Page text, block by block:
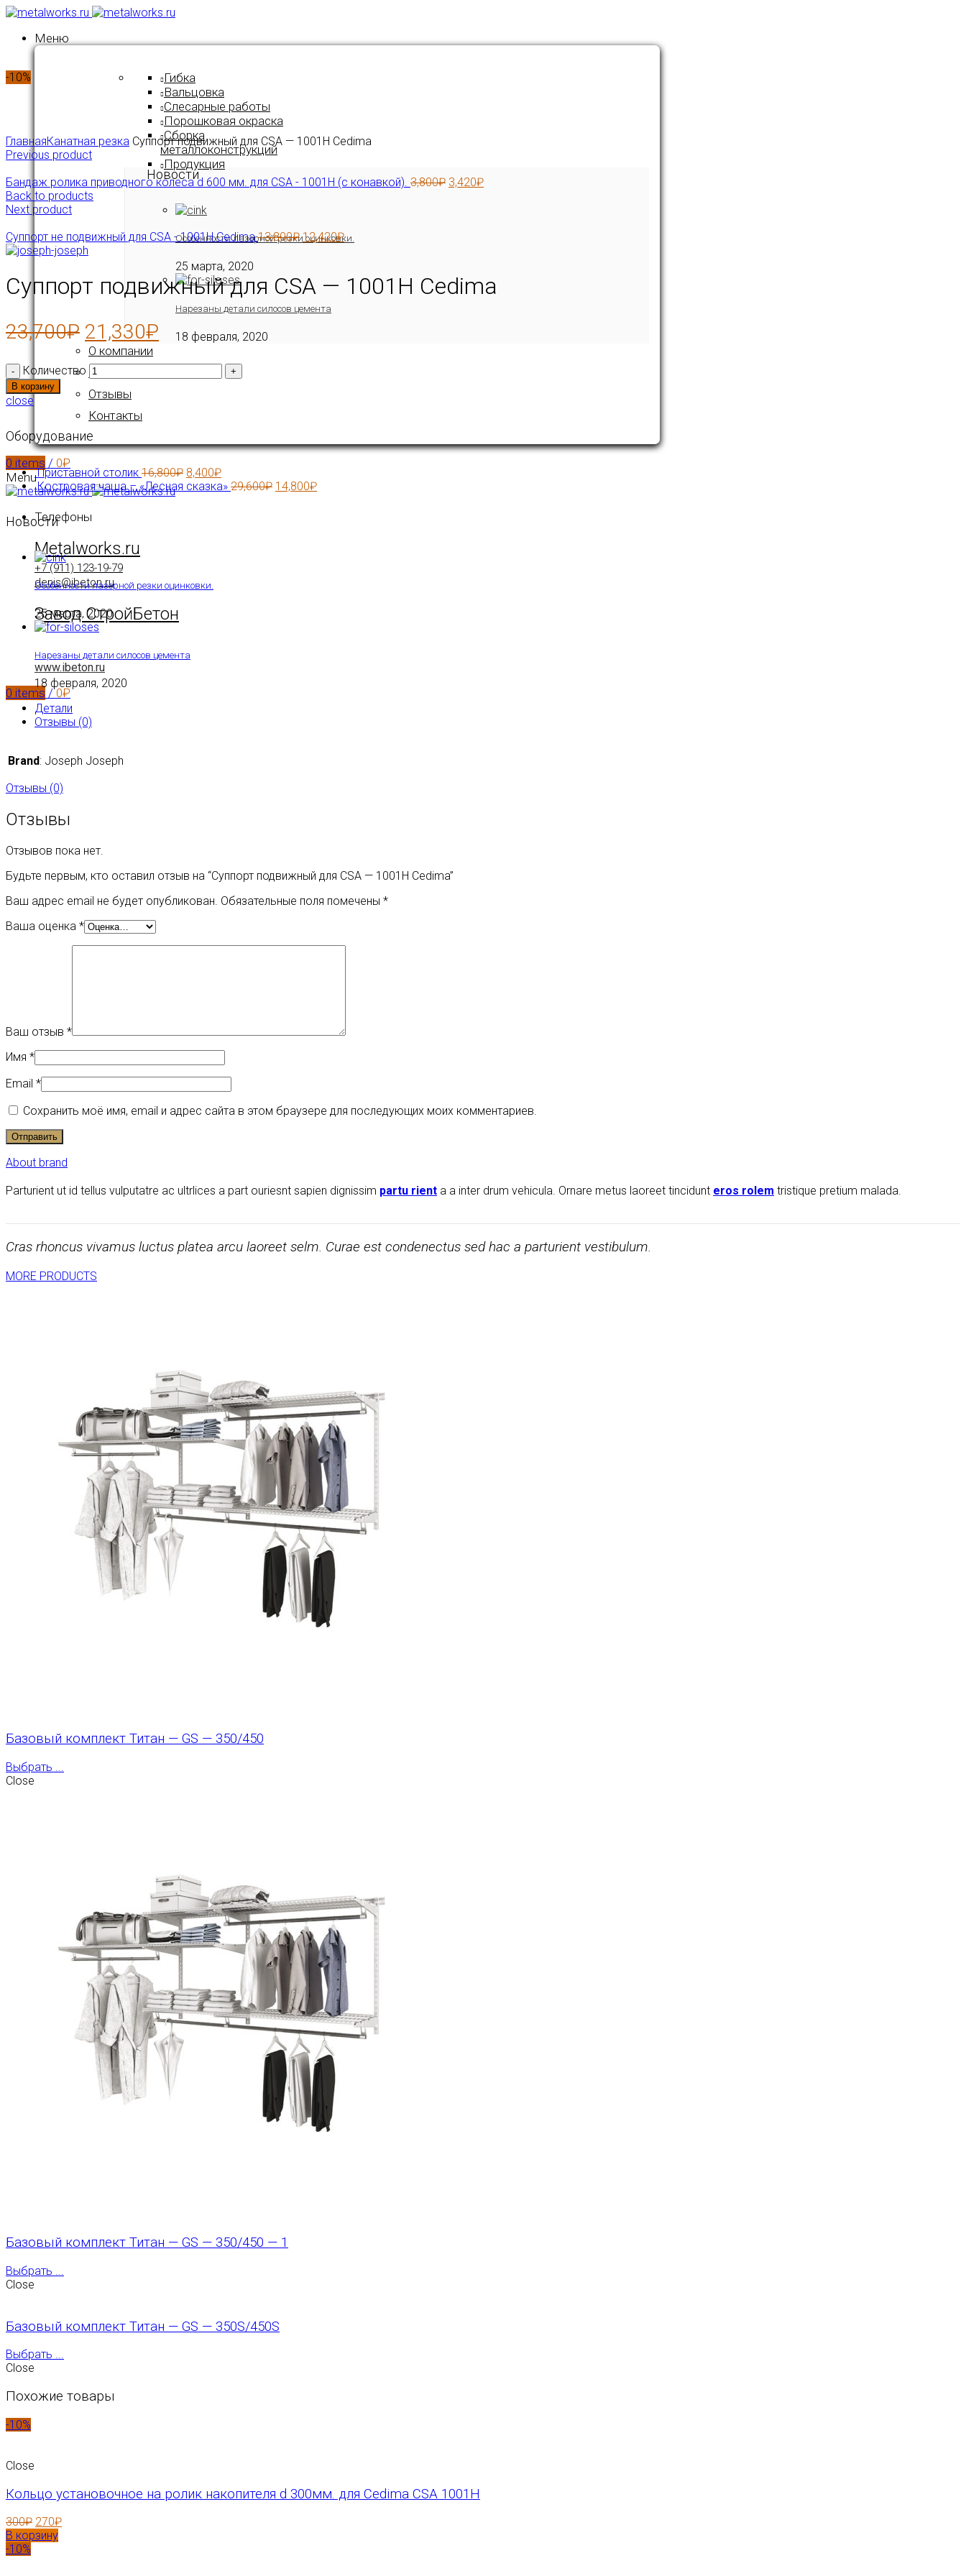
Меню
Гибка
Вальцовка
Слесарные работы
Порошковая окраска
Сборка
металлоконструкций
Продукция
Новости
Особенности лазерной резки оцинковки.
25 марта, 2020
Нарезаны детали силосов цемента
18 февраля, 2020
О компании
Новости
Отзывы
Контакты
0 items / 0₽
Menu
Телефоны
Metalworks.ru
+7 (911) 123-19-79
denis@ibeton.ru
Завод СтройБетон
www.ibeton.ru
0 items / 0₽
-10%
ГлавнаяКанатная резка Суппорт подвижный для CSA — 1001H Cedima
Previous product
Бандаж ролика приводного колеса d 600 мм. для CSA - 1001H (с конавкой). 3,800₽ 3,420₽
Back to products
Next product
Суппорт не подвижный для CSA - 1001H Cedima13,800₽ 12,420₽
Суппорт подвижный для CSA — 1001H Cedima
23,700₽ 21,330₽
Количество
В корзину
close
Оборудование
Приставной столик 16,800₽ 8,400₽
Костровая чаша – «Лесная сказка» 29,600₽ 14,800₽
Новости
Особенности лазерной резки оцинковки.
25 марта, 2020
Нарезаны детали силосов цемента
18 февраля, 2020
Детали
Отзывы (0)
Brand: Joseph Joseph
Отзывы (0)
Отзывы
Отзывов пока нет.
Будьте первым, кто оставил отзыв на “Суппорт подвижный для CSA — 1001H Cedima”
Ваш адрес email не будет опубликован. Обязательные поля помечены *
Ваша оценка *
Ваш отзыв *
Имя *
Email *
Сохранить моё имя, email и адрес сайта в этом браузере для последующих моих комментариев.
About brand
Parturient ut id tellus vulputatre ac ultrlices a part ouriesnt sapien dignissim partu rient a a inter drum vehicula. Ornare metus laoreet tincidunt eros rolem tristique pretium malada.
Cras rhoncus vivamus luctus platea arcu laoreet selm. Curae est condenectus sed hac a parturient vestibulum.
MORE PRODUCTS
Базовый комплект Титан — GS — 350/450
Выбрать ...
Close
Базовый комплект Титан — GS — 350/450 — 1
Выбрать ...
Close
Базовый комплект Титан — GS — 350S/450S
Выбрать ...
Close
Похожие товары
-10%
Close
Кольцо установочное на ролик накопителя d 300мм. для Cedima CSA 1001H
300₽ 270₽
В корзину
-10%